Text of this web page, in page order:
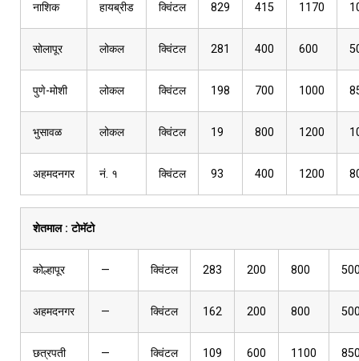
नाशिक हायब्रीड क्विंटल 829 415 1170
सोलापूर लोकल क्विंटल 281 400 600
पुणे-मोशी लोकल क्विंटल 198 700 1000
भुसावळ लोकल क्विंटल 19 800 1200
अहमदनगर नं. १ क्विंटल 93 400 1200
शेतमाल :टोमॅटो
कोल्हापूर — क्विंटल 283 200 800
अहमदनगर — क्विंटल 162 200 800
छत्रपती
— क्विंटल 109 600 1100